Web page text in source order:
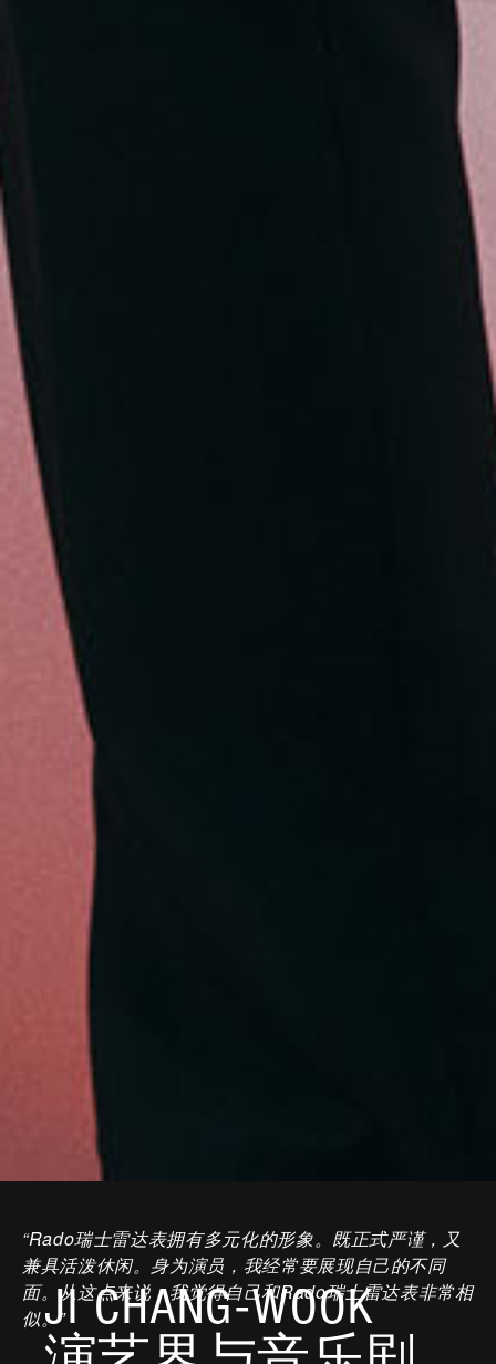
JI CHANG-WOOK
“Rado瑞士雷达表拥有多元化的形象。既正式严谨，又
兼具活泼休闲。身为演员，我经常要展现自己的不同
面。从这点来说，我觉得自己和Rado瑞士雷达表非常相
似。”